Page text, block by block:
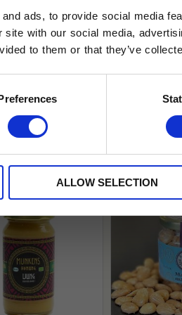
ads, to provide social media
with our social media,
to them or that they’ve
ALLOW SELECTION
fungerar endast
erbjudanden.